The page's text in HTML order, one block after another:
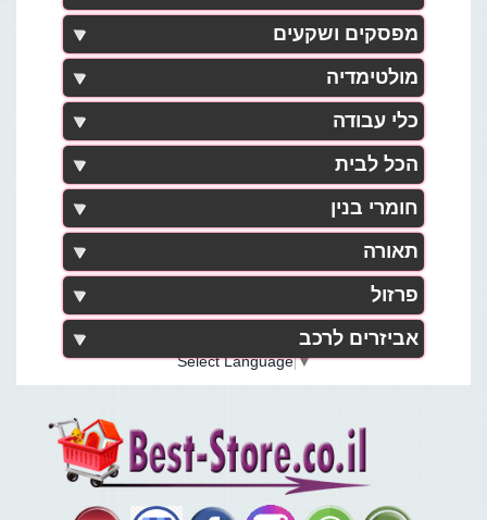
מפסקים ושקעים
מולטימדיה
כלי עבודה
הכל לבית
חומרי בנין
תאורה
פרזול
אביזרים לרכב
Select Language▼